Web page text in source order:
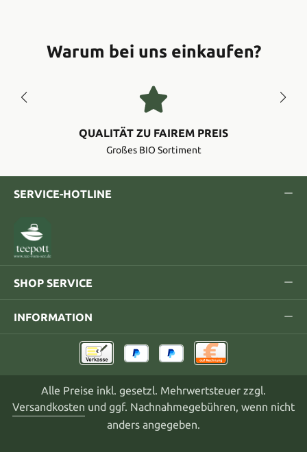
Warum bei uns einkaufen?
QUALITÄT ZU FAIREM PREIS
Großes BIO Sortiment
SERVICE-HOTLINE
SHOP SERVICE
INFORMATION
Alle Preise inkl. gesetzl. Mehrwertsteuer zzgl.
Versandkosten und ggf. Nachnahmegebühren, wenn nicht
anders angegeben.